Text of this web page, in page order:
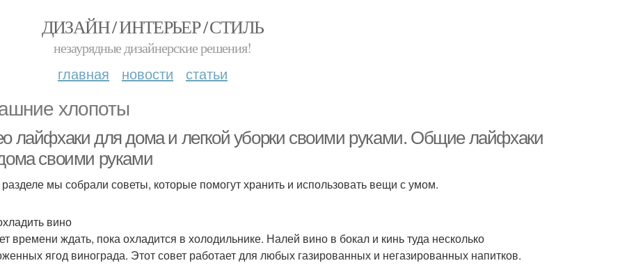
ДИЗАЙН / ИНТЕРЬЕР / СТИЛЬ
незаурядные дизайнерские решения!
главная новости статьи
хлопоты
лайфхаки для дома и легкой уборки своими руками. Общие лайфхаки
своими руками
мы собрали советы, которые помогут хранить и использовать вещи с умом.
вино
времени ждать, пока охладится в холодильнике. Налей вино в бокал и кинь туда несколько
ягод винограда. Этот совет работает для любых газированных и негазированных напитков.